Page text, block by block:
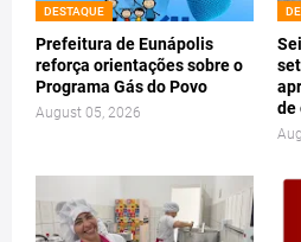
DESTAQUE
Prefeitura de Eunápolis
reforça orientações sobre o
Programa Gás do Povo
August 05, 2026
de